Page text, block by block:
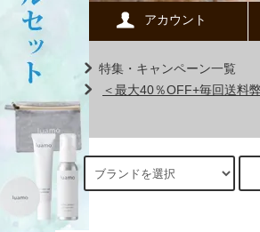
アカウント
特集・キャンペーン一覧
＜最大40％OFF+毎回送料